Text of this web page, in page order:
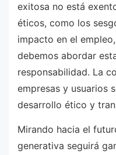
exitosa no está
éticos, como los
impacto en el
debemos abordar
responsabilidad. La
empresas y usuarios
desarrollo ético y
Mirando hacia el
generativa seguirá